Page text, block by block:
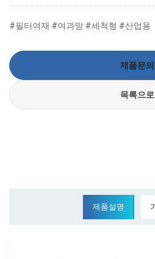
#필터여재 #여과망 #세척형 #산업용
제품문의
목록으로
제품설명